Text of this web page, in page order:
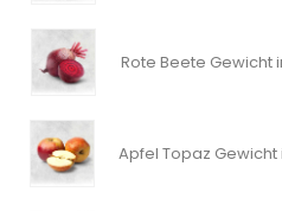
Rote Beete Gewicht
Apfel Topaz Gewicht